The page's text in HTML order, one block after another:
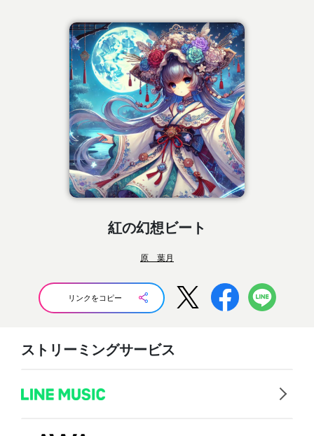
紅の幻想ビート
原 葉月
リンクをコピー
ストリーミングサービス